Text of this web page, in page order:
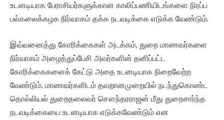
உடனடியாக பேராசியர்களுக்கான காலிப்பணியிடங்களை நிரப்ப
பல்கலைக்கழக நிர்வாகம் தக்க நடவடிக்கை எடுக்க வேண்டும்.
இவ்வனைத்து கோரிக்கைகள் அடக்கம், துறை மாணவர்களை
நிர்வாகம் அழைத்துப்பேசி அவர்களின் தனிப்பட்ட
கோரிக்கைகளைக் கேட்டு அதை உடனடியாக நிறைவேற்ற
வேண்டும். மாணவர்களிடம் தவறானமுறையில் நடந்துகொண்ட
தொல்லியல் துறைதலைவர் சௌந்தரராஜன் மீது துறைசார்ந்த
நடவடிக்கையை உடனடியாக எடுக்கவேண்டும் என